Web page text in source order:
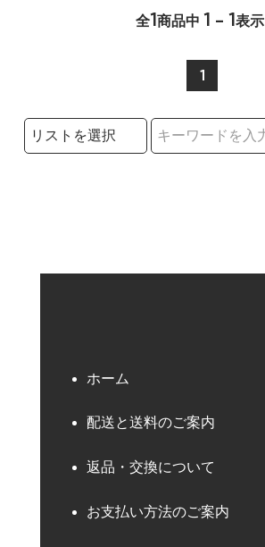
全1商品中 1 - 1表示
1
検索リストの選択
ホーム
配送と送料のご案内
返品・交換について
お支払い方法のご案内